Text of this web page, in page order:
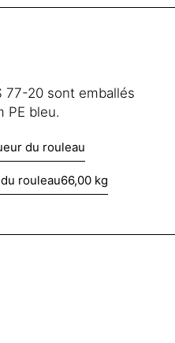
77-20 sont emballés
PE bleu.
du rouleau
rouleau66,00 kg